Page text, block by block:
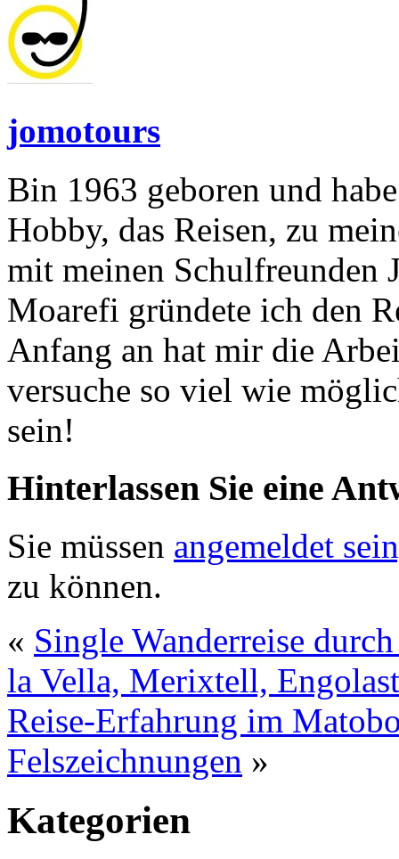
jomotours
Bin 1963 geboren und
Hobby, das Reisen, zu
mit meinen Schulfreunden
Moarefi gründete ich den
Anfang an hat mir die
versuche so viel wie
sein!
Hinterlassen Sie eine
Sie müssen angemeldet
zu können.
« Single Wanderreise
la Vella, Merixtell,
Reise-Erfahrung im
Felszeichnungen »
Kategorien